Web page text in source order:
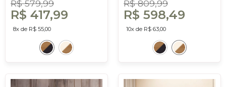
R$ 579,99
R$ 417,99
8x de R$ 55,00
R$ 809,99
R$ 598,49
10x de R$ 63,00